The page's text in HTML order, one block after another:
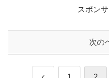
スポン
次の
前